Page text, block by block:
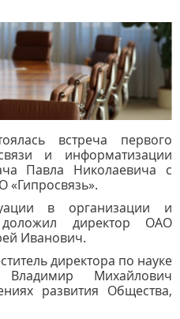
встреча первого
и информатизации
Павла Николаевича с
«Гипросвязь».
в организации и
директор ОАО
Иванович.
директора по науке
Михайлович
развития Общества,